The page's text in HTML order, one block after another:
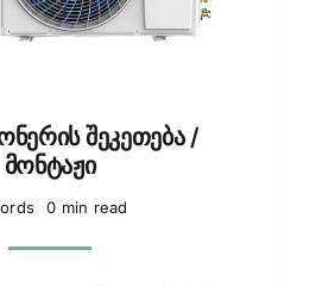
შეკეთება /
მონტაჟი
0 min read